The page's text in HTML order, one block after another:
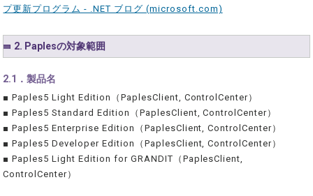
プ更新プログラム - .NET ブログ (microsoft.com)
2. Paplesの対象範囲
2.1．製品名
■ Paples5 Light Edition（PaplesClient, ControlCenter）
■ Paples5 Standard Edition（PaplesClient, ControlCenter）
■ Paples5 Enterprise Edition（PaplesClient, ControlCenter）
■ Paples5 Developer Edition（PaplesClient, ControlCenter）
■ Paples5 Light Edition for GRANDIT（PaplesClient,
ControlCenter）